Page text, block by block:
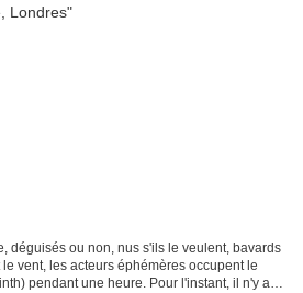
déguisés ou non, nus s'ils le veulent, bavards
vent, les acteurs éphémères occupent le
pendant une heure. Pour l'instant, il n'y a